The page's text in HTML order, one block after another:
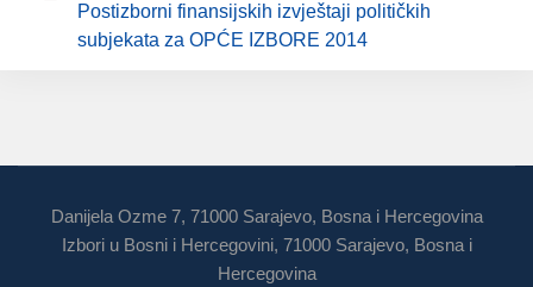
Postizborni finansijskih izvještaji političkih
subjekata za OPĆE IZBORE 2014
Danijela Ozme 7, 71000 Sarajevo, Bosna i Hercegovina
Izbori u Bosni i Hercegovini, 71000 Sarajevo, Bosna i
Hercegovina